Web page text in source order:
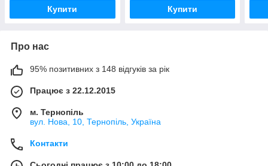
Купити Купити
Про нас
95% позитивних з 148 відгуків за рік
Працює з 22.12.2015
м. Тернопіль
вул. Нова, 10, Тернопіль, Україна
Контакти